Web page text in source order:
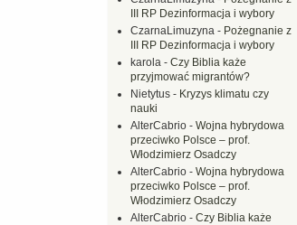
III RP Dezinformacja i wybory
CzarnaLimuzyna - Pożegnanie z
III RP Dezinformacja i wybory
karola - Czy Biblia każe
przyjmować migrantów?
Nietytus - Kryzys klimatu czy
nauki
AlterCabrio - Wojna hybrydowa
przeciwko Polsce – prof.
Włodzimierz Osadczy
AlterCabrio - Wojna hybrydowa
przeciwko Polsce – prof.
Włodzimierz Osadczy
AlterCabrio - Czy Biblia każe